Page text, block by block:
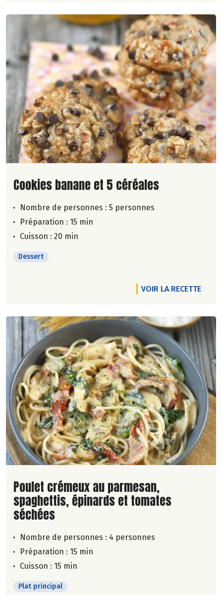
Lire la suite de la recette
Cookies banane et 5 céréales
Nombre de personnes : 5 personnes
Préparation : 15 min
Cuisson : 20 min
Dessert
VOIR LA RECETTE
Lire la suite de la recette
Poulet crémeux au parmesan,
spaghettis, épinards et tomates
séchées
Nombre de personnes : 4 personnes
Préparation : 15 min
Cuisson : 15 min
Plat principal